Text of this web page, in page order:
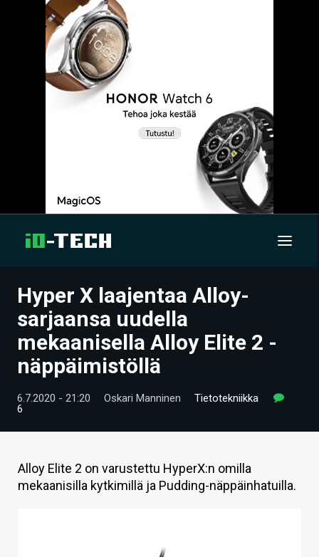
UUTISET
ARTIKKELIT
VIDEOT
TECHBBS
KAUPPA
Hyper X laajentaa Alloy-
sarjaansa uudella
mekaanisella Alloy Elite 2 -
näppäimistöllä
6.7.2020 - 21:20 Oskari Manninen
Tietotekniikka
6
Alloy Elite 2 on varustettu HyperX:n omilla
mekaanisilla kytkimillä ja Pudding-näppäinhatuilla.